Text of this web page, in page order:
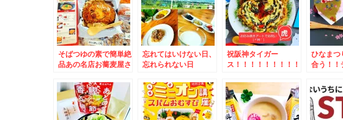
そばつゆの素で簡単絶
品あの名店お蕎麦屋さ
きちゃう～(*´艸`*)＆
おかずバイキング弁
当！！
忘れてはいけない日、
忘れられない日
祝阪神タイガー
ス！！！！！！！！！
ートでお祝い♪
ひなまつ
合う！！